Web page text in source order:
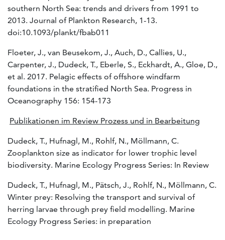
southern North Sea: trends and drivers from 1991 to
2013. Journal of Plankton Research, 1-13.
doi:10.1093/plankt/fbab011
Floeter, J., van Beusekom, J., Auch, D., Callies, U.,
Carpenter, J., Dudeck, T., Eberle, S., Eckhardt, A., Gloe, D.,
et al. 2017. Pelagic effects of offshore windfarm
foundations in the stratified North Sea. Progress in
Oceanography 156: 154-173
Publikationen im Review Prozess und in Bearbeitung
Dudeck, T., Hufnagl, M., Rohlf, N., Möllmann, C.
Zooplankton size as indicator for lower trophic level
biodiversity. Marine Ecology Progress Series: In Review
Dudeck, T., Hufnagl, M., Pätsch, J., Rohlf, N., Möllmann, C.
Winter prey: Resolving the transport and survival of
herring larvae through prey field modelling. Marine
Ecology Progress Series: in preparation